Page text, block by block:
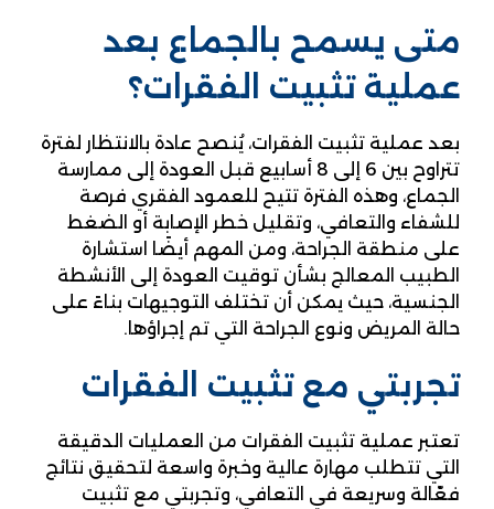
متى يسمح بالجماع بعد
عملية تثبيت الفقرات؟
بعد عملية تثبيت الفقرات، يُنصح عادة بالانتظار لفترة
تتراوح بين 6 إلى 8 أسابيع قبل العودة إلى ممارسة
الجماع، وهذه الفترة تتيح للعمود الفقري فرصة
للشفاء والتعافي، وتقليل خطر الإصابة أو الضغط
على منطقة الجراحة، ومن المهم أيضًا استشارة
الطبيب المعالج بشأن توقيت العودة إلى الأنشطة
الجنسية، حيث يمكن أن تختلف التوجيهات بناءً على
حالة المريض ونوع الجراحة التي تم إجراؤها.
تجربتي مع تثبيت الفقرات
تعتبر عملية تثبيت الفقرات من العمليات الدقيقة
التي تتطلب مهارة عالية وخبرة واسعة لتحقيق نتائج
فعّالة وسريعة في التعافي، وتجربتي مع تثبيت